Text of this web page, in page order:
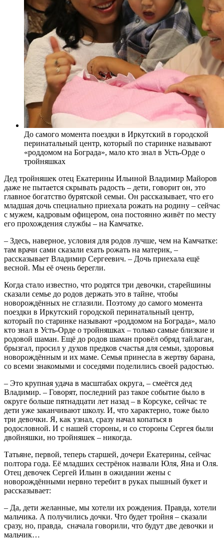
До самого момента поездки в Иркутский в городской
перинатальный центр, который по старинке называют
«роддомом на Бограда», мало кто знал в Усть-Орде о
тройняшках
Дед тройняшек отец Екатерины Ильиной Владимир Майоров
даже не пытается скрывать радость – дети, говорит он, это
главное богатство бурятской семьи. Он рассказывает, что его
младшая дочь специально приехала рожать на родину – сейчас
с мужем, кадровым офицером, она постоянно живёт по месту
его прохождения службы – на Камчатке.
– Здесь, наверное, условия для родов лучше, чем на Камчатке:
там врачи сами сказали ехать рожать на материк, –
рассказывает Владимир Сергеевич. – Дочь приехала ещё
весной. Мы её очень берег­ли.
Когда стало известно, что родятся три девочки, старейшины
сказали семье до родов держать это в тайне, чтобы
новорождённых не сглазили. Поэтому до самого момента
поездки в Иркутский городской перинатальный центр,
который по старинке называют «роддомом на Бограда», мало
кто знал в Усть-Орде о тройняшках – только самые близкие и
родовой шаман. Ещё до родов шаман провёл обряд тайлаган,
брызгал, просил у духов предков счастья для семьи, здоровья
новорождённым и их маме. Семья принесла в жертву барана,
со всеми знакомыми и соседями поделились своей радостью.
– Это крупная удача в масштабах округа, – смеётся дед
Владимир. – Говорят, последний раз такое событие было в
округе больше пятнадцати лет назад – в Корсуке, сейчас те
дети уже заканчивают школу. И, что характерно, тоже было
три девочки. Я, как узнал, сразу начал копаться в
родословной. И с нашей стороны, и со стороны Сергея были
двойняшки, но тройняшек – никогда.
Татьяне, первой, теперь старшей, дочери Екатерины, сейчас
полтора года. Её младших сестрёнок назвали Юля, Яна и Оля.
Отец девочек Сергей Ильин в ожидании жены с
новорождёнными нервно теребит в руках пышный букет и
рассказывает:
– Да, дети желанные, мы хотели их рождения. Правда, хотели
мальчика. А получились дочки. Что будет тройня – сказали
сразу, но, правда, сначала говорили, что будут две девочки и
мальчик…